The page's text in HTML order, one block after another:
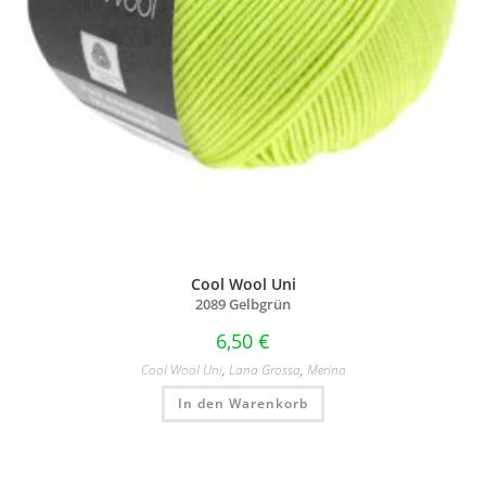
Cool Wool Uni
2089 Gelbgrün
6,50 €
Cool Wool Uni, Lana Grossa, Merino
In den Warenkorb